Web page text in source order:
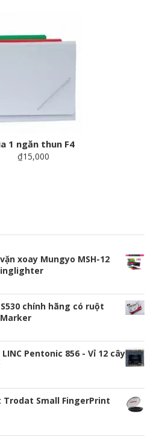
1 ngăn thun F4
₫15,000
xoay Mungyo MSH-12
chính hãng có ruột
Pentonic 856 - Vỉ 12 cây
Small FingerPrint